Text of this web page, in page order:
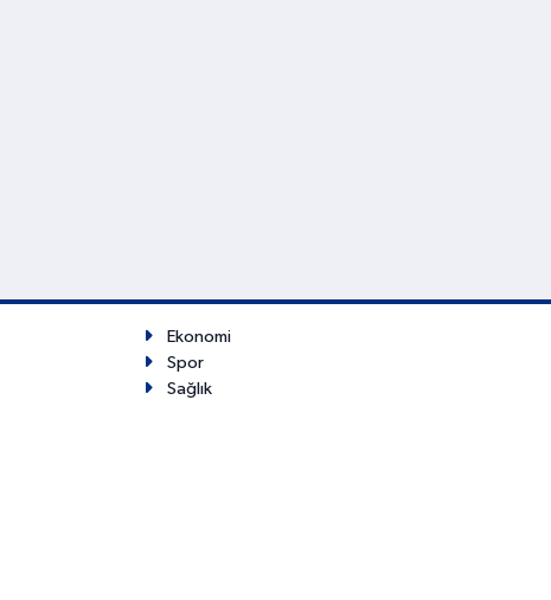
Ekonomi
Spor
Sağlık